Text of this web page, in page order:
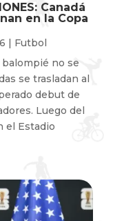
Canadá
en la Copa
| Futbol
balompié no se
se trasladan al
debut de
Luego del
el Estadio